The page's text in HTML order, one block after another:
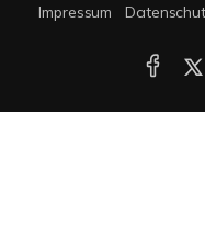
Impressum